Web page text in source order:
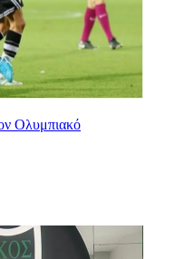
Ολυμπιακό